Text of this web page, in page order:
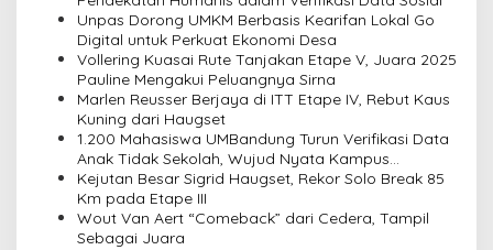
Unpas Dorong UMKM Berbasis Kearifan Lokal Go
Digital untuk Perkuat Ekonomi Desa
Vollering Kuasai Rute Tanjakan Etape V, Juara 2025
Pauline Mengakui Peluangnya Sirna
Marlen Reusser Berjaya di ITT Etape IV, Rebut Kaus
Kuning dari Haugset
1.200 Mahasiswa UMBandung Turun Verifikasi Data
Anak Tidak Sekolah, Wujud Nyata Kampus
Membantu Jawa Barat Menyelamatkan Generasi
Kejutan Besar Sigrid Haugset, Rekor Solo Break 85
Km pada Etape III
Wout Van Aert “Comeback” dari Cedera, Tampil
Sebagai Juara